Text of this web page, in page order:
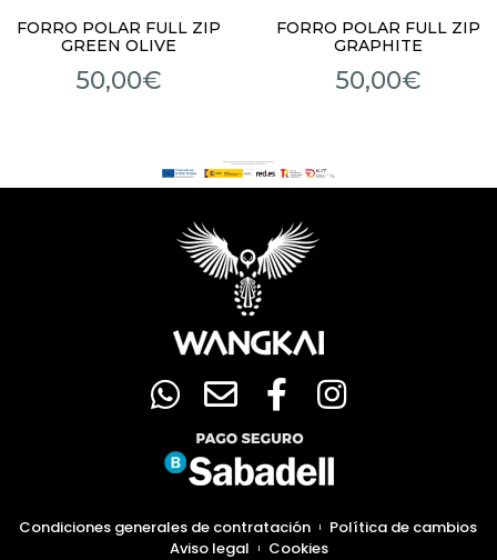
FORRO POLAR FULL ZIP
GREEN OLIVE
50,00€
FORRO POLAR FULL ZIP
GRAPHITE
50,00€
Condiciones generales de contratación
Política de cambios
Aviso legal
Cookies